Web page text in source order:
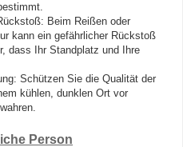
Beim Reißen oder
kann ein gefährlicher Rückstoß
dass Ihr Standplatz und Ihre
Schützen Sie die Qualität der
kühlen, dunklen Ort vor
Person